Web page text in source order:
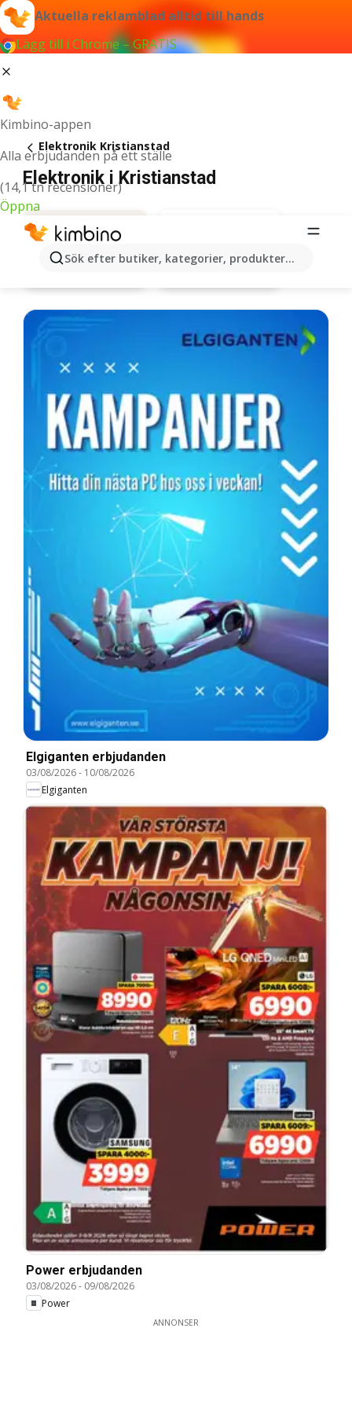
Aktuella reklamblad alltid till hands
Lägg till i Chrome – GRATIS
Kimbino-appen
Alla erbjudanden på ett ställe
(14,1 tn recensioner)
Öppna
Sök efter butiker, kategorier, produkter...
Elektronik Kristianstad
Elektronik i Kristianstad
Elgiganten erbjudanden
03/08/2026- 10/08/2026
Elgiganten
Power erbjudanden
03/08/2026- 09/08/2026
Power
ANNONSER